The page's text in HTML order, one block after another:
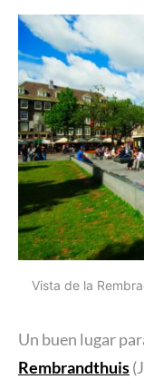
Vista de la
Un buen lugar
Rembrandthuis